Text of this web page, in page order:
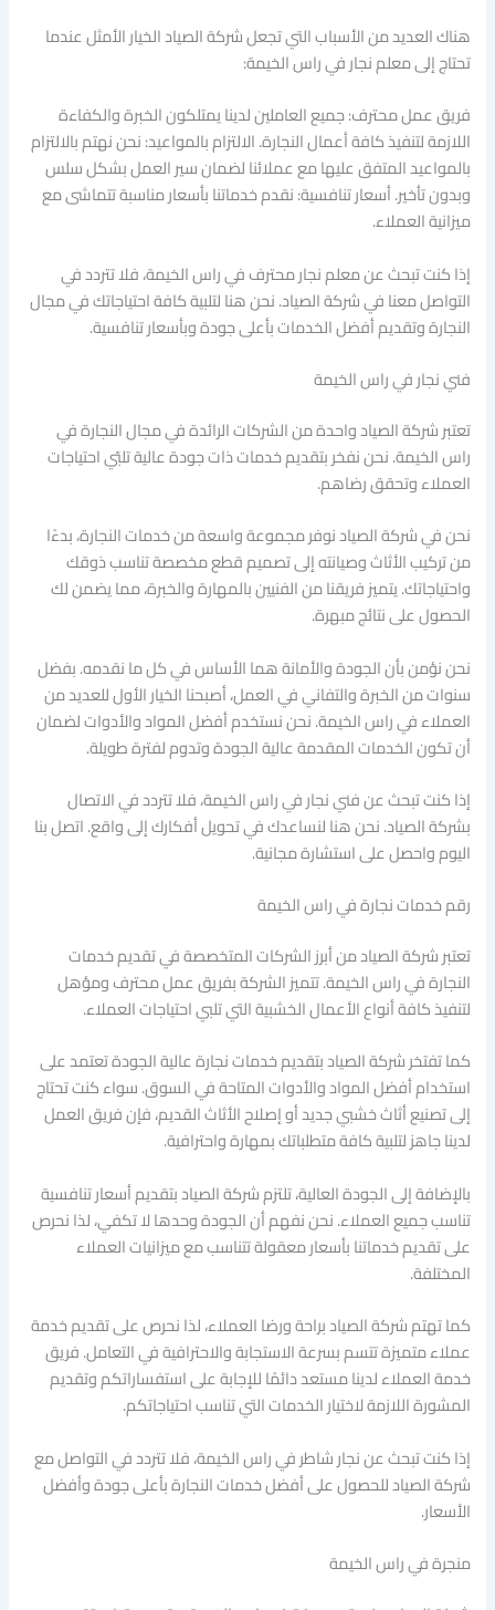
هناك العديد من الأسباب التي تجعل شركة الصياد الخيار الأمثل عندما
تحتاج إلى معلم نجار في راس الخيمة:
فريق عمل محترف: جميع العاملين لدينا يمتلكون الخبرة والكفاءة
اللازمة لتنفيذ كافة أعمال النجارة. الالتزام بالمواعيد: نحن نهتم بالالتزام
بالمواعيد المتفق عليها مع عملائنا لضمان سير العمل بشكل سلس
وبدون تأخير. أسعار تنافسية: نقدم خدماتنا بأسعار مناسبة تتماشى مع
ميزانية العملاء.
إذا كنت تبحث عن معلم نجار محترف في راس الخيمة، فلا تتردد في
التواصل معنا في شركة الصياد. نحن هنا لتلبية كافة احتياجاتك في مجال
النجارة وتقديم أفضل الخدمات بأعلى جودة وبأسعار تنافسية.
فني نجار في راس الخيمة
تعتبر شركة الصياد واحدة من الشركات الرائدة في مجال النجارة في
راس الخيمة. نحن نفخر بتقديم خدمات ذات جودة عالية تلبّي احتياجات
العملاء وتحقق رضاهم.
نحن في شركة الصياد نوفر مجموعة واسعة من خدمات النجارة، بدءًا
من تركيب الأثاث وصيانته إلى تصميم قطع مخصصة تناسب ذوقك
واحتياجاتك. يتميز فريقنا من الفنيين بالمهارة والخبرة، مما يضمن لك
الحصول على نتائج مبهرة.
نحن نؤمن بأن الجودة والأمانة هما الأساس في كل ما نقدمه. بفضل
سنوات من الخبرة والتفاني في العمل، أصبحنا الخيار الأول للعديد من
العملاء في راس الخيمة. نحن نستخدم أفضل المواد والأدوات لضمان
أن تكون الخدمات المقدمة عالية الجودة وتدوم لفترة طويلة.
إذا كنت تبحث عن فني نجار في راس الخيمة، فلا تتردد في الاتصال
بشركة الصياد. نحن هنا لنساعدك في تحويل أفكارك إلى واقع. اتصل بنا
اليوم واحصل على استشارة مجانية.
رقم خدمات نجارة في راس الخيمة
تعتبر شركة الصياد من أبرز الشركات المتخصصة في تقديم خدمات
النجارة في راس الخيمة. تتميز الشركة بفريق عمل محترف ومؤهل
لتنفيذ كافة أنواع الأعمال الخشبية التي تلبي احتياجات العملاء.
كما تفتخر شركة الصياد بتقديم خدمات نجارة عالية الجودة تعتمد على
استخدام أفضل المواد والأدوات المتاحة في السوق. سواء كنت تحتاج
إلى تصنيع أثاث خشبي جديد أو إصلاح الأثاث القديم، فإن فريق العمل
لدينا جاهز لتلبية كافة متطلباتك بمهارة واحترافية.
بالإضافة إلى الجودة العالية، تلتزم شركة الصياد بتقديم أسعار تنافسية
تناسب جميع العملاء. نحن نفهم أن الجودة وحدها لا تكفي، لذا نحرص
على تقديم خدماتنا بأسعار معقولة تتناسب مع ميزانيات العملاء
المختلفة.
كما تهتم شركة الصياد براحة ورضا العملاء، لذا نحرص على تقديم خدمة
عملاء متميزة تتسم بسرعة الاستجابة والاحترافية في التعامل. فريق
خدمة العملاء لدينا مستعد دائمًا للإجابة على استفساراتكم وتقديم
المشورة اللازمة لاختيار الخدمات التي تناسب احتياجاتكم.
إذا كنت تبحث عن نجار شاطر في راس الخيمة، فلا تتردد في التواصل مع
شركة الصياد للحصول على أفضل خدمات النجارة بأعلى جودة وأفضل
الأسعار.
منجرة في راس الخيمة